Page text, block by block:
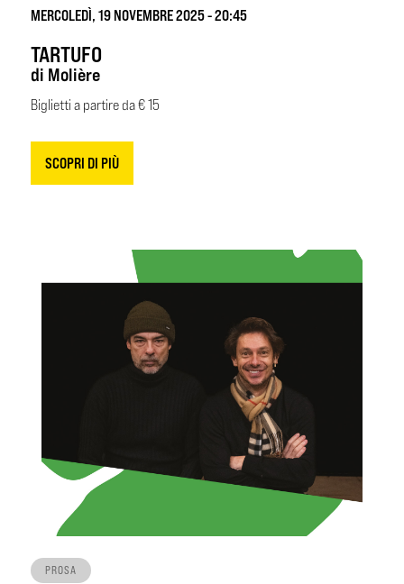
MERCOLEDÌ, 19 NOVEMBRE 2025 - 20:45
TARTUFO
di Molière
Biglietti a partire da € 15
SCOPRI DI PIÙ
PROSA